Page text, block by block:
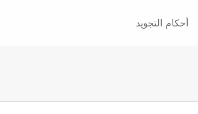
أحكام التجويد